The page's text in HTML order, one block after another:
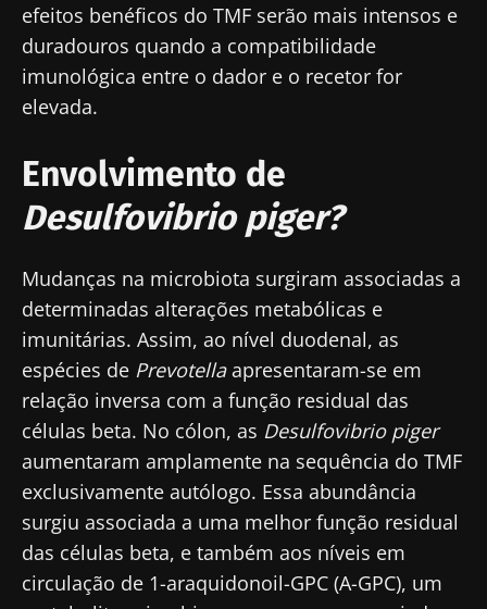
efeitos benéficos do TMF serão mais intensos e
duradouros quando a compatibilidade
imunológica entre o dador e o recetor for
elevada.
Envolvimento de
Desulfovibrio piger?
Mudanças na microbiota surgiram associadas a
determinadas alterações metabólicas e
imunitárias. Assim, ao nível duodenal, as
espécies de Prevotellaapresentaram-se em
relação inversa com a função residual das
células beta. No cólon, as Desulfovibrio piger
aumentaram amplamente na sequência do TMF
exclusivamente autólogo. Essa abundância
surgiu associada a uma melhor função residual
das células beta, e também aos níveis em
circulação de 1-araquidonoil-GPC (A-GPC), um
Fique connosco!